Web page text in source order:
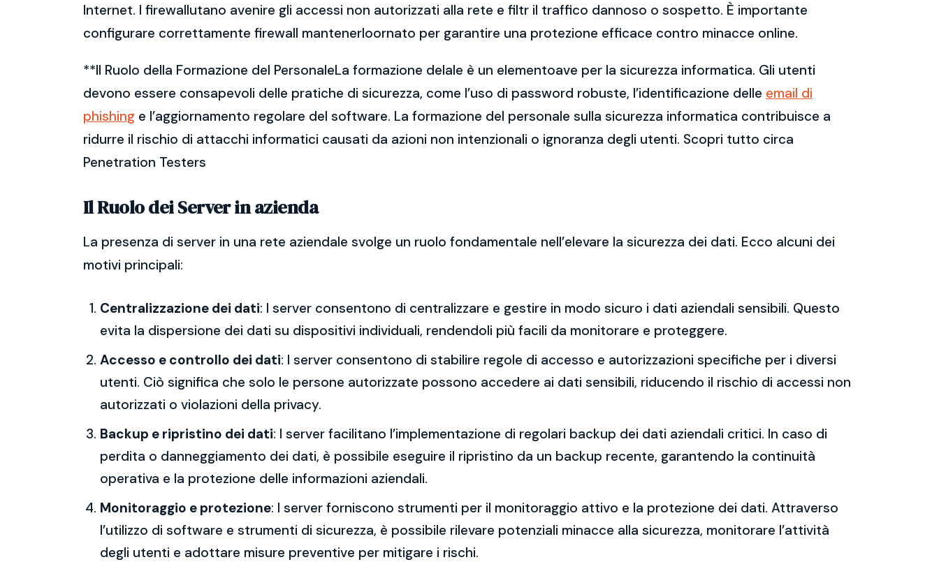
Internet. I firewallutano avenire gli accessi non autorizzati alla rete e filtr il traffico dannoso o sospetto. È importante
configurare correttamente firewall mantenerloornato per garantire una protezione efficace contro minacce online.
**Il Ruolo della Formazione del PersonaleLa formazione delale è un elementoave per la sicurezza informatica. Gli utenti
devono essere consapevoli delle pratiche di sicurezza, come l’uso di password robuste, l’identificazione delle email di
phishing e l’aggiornamento regolare del software. La formazione del personale sulla sicurezza informatica contribuisce a
ridurre il rischio di attacchi informatici causati da azioni non intenzionali o ignoranza degli utenti. Scopri tutto circa
Penetration Testers
Il Ruolo dei Server in azienda
La presenza di server in una rete aziendale svolge un ruolo fondamentale nell’elevare la sicurezza dei dati. Ecco alcuni dei
motivi principali:
Centralizzazione dei dati: I server consentono di centralizzare e gestire in modo sicuro i dati aziendali sensibili. Questo
evita la dispersione dei dati su dispositivi individuali, rendendoli più facili da monitorare e proteggere.
Accesso e controllo dei dati: I server consentono di stabilire regole di accesso e autorizzazioni specifiche per i diversi
utenti. Ciò significa che solo le persone autorizzate possono accedere ai dati sensibili, riducendo il rischio di accessi non
autorizzati o violazioni della privacy.
Backup e ripristino dei dati: I server facilitano l’implementazione di regolari backup dei dati aziendali critici. In caso di
perdita o danneggiamento dei dati, è possibile eseguire il ripristino da un backup recente, garantendo la continuità
operativa e la protezione delle informazioni aziendali.
Monitoraggio e protezione: I server forniscono strumenti per il monitoraggio attivo e la protezione dei dati. Attraverso
l’utilizzo di software e strumenti di sicurezza, è possibile rilevare potenziali minacce alla sicurezza, monitorare l’attività
degli utenti e adottare misure preventive per mitigare i rischi.